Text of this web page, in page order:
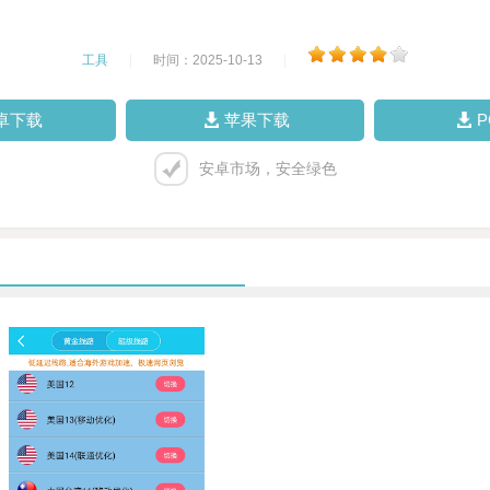
工具 时间：2025-10-13
下载 苹果下载
安卓市场，安全绿色